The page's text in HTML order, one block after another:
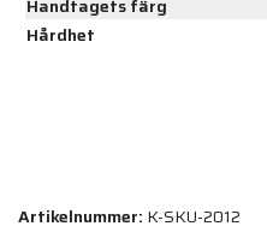
Handtagets färg
Hårdhet
Artikelnummer: K-SKU-2012